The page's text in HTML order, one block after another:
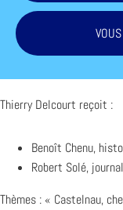
Thierry Delcourt reçoit :
Benoît Chenu,
Robert Solé,
Thèmes : « Castelnau,